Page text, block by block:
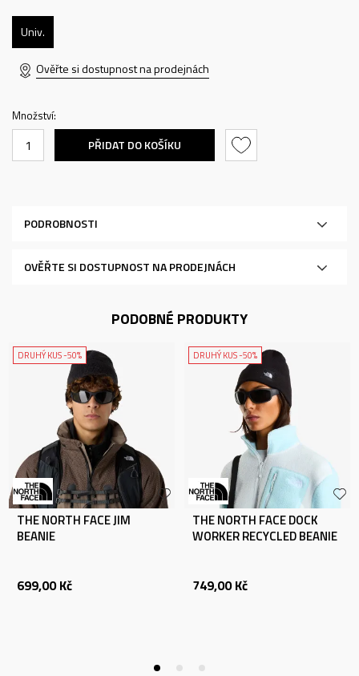
Univ.
Ověřte si dostupnost na prodejnách
Množství:
PŘIDAT DO KOŠÍKU
PODROBNOSTI
OVĚŘTE SI DOSTUPNOST NA PRODEJNÁCH
PODOBNÉ PRODUKTY
DRUHÝ KUS -50%
THE NORTH FACE JIM
BEANIE
699,00 Kč
DRUHÝ KUS -50%
THE NORTH FACE DOCK
WORKER RECYCLED BEANIE
749,00 Kč